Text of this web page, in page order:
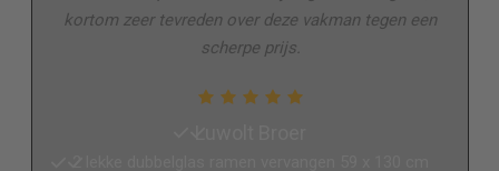
kortom zeer tevreden over deze vakman tegen een
scherpe prijs.